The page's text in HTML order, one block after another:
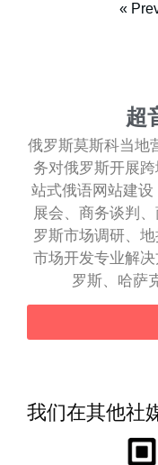
«
超
俄罗斯莫斯科当地
务对俄罗斯开展
站式俄语网站建
展会、商务谈判
罗斯市场调研、
市场开发专业解
罗斯、哈萨
我们在其他社